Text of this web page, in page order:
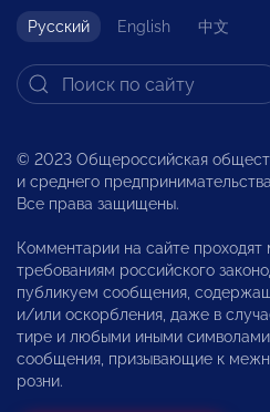
Русский English 中文
© 2023 Общероссийская
и среднего
Все права защищены.
Комментарии на сайте
требованиям российского
публикуем сообщения,
и/или оскорбления, даже в
тире и любыми иными
сообщения, призывающие к
розни.